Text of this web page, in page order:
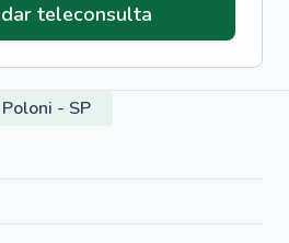
teleconsulta
- SP